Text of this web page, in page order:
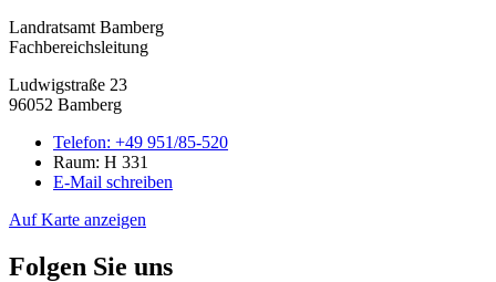
Landratsamt Bamberg
Fachbereichsleitung
Ludwigstraße 23
96052 Bamberg
Telefon: +49 951/85-520
Raum: H 331
E-Mail schreiben
Auf Karte anzeigen
Folgen Sie uns